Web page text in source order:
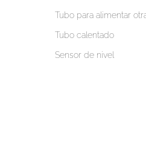
Tubo para alimentar
Tubo calentado
Sensor de nivel